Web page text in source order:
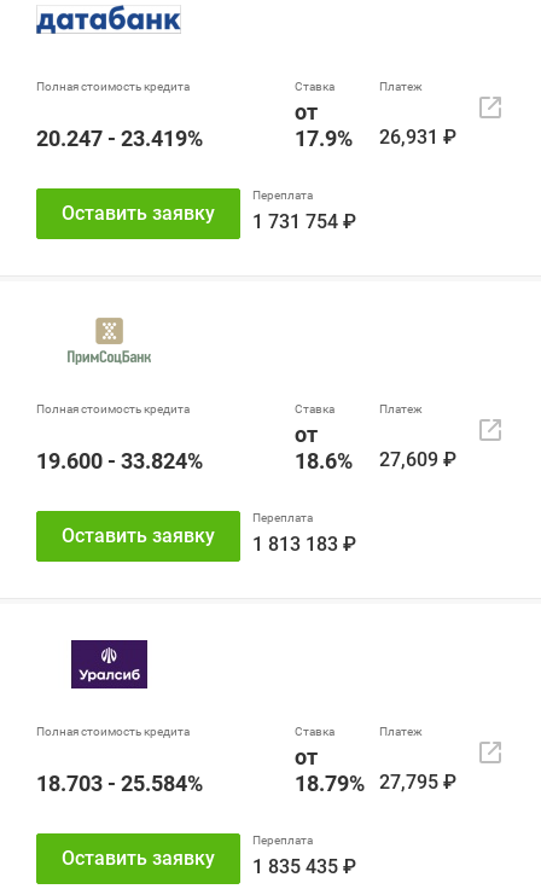
20.247 - 23.419%
от
17.9%
26,931 ₽
1 731 754 ₽
Оставить заявку
19.600 - 33.824%
от
18.6%
27,609 ₽
1 813 183 ₽
Оставить заявку
18.703 - 25.584%
от
18.79%
27,795 ₽
1 835 435 ₽
Оставить заявку